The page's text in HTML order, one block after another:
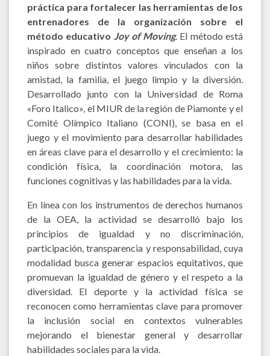
práctica para fortalecer las herramientas de los
entrenadores de la organización
sobre el
método educativo Joy of Moving. El método está
inspirado en cuatro conceptos que enseñan a los
niños sobre distintos valores vinculados con la
amistad, la familia, el juego limpio y la diversión.
Desarrollado junto con la Universidad de Roma
«Foro Italico», el MIUR de la región de Piamonte y el
Comité Olímpico Italiano (CONI), se basa en el
juego y el movimiento para desarrollar habilidades
en áreas clave para el desarrollo y el crecimiento: la
condición física, la coordinación motora, las
funciones cognitivas y las habilidades para la vida.
En línea con los instrumentos de derechos humanos
de la OEA, la actividad se desarrolló bajo los
principios de igualdad y no discriminación,
participación, transparencia y responsabilidad, cuya
modalidad busca generar espacios equitativos, que
promuevan la igualdad de género y el respeto a la
diversidad. El deporte y la actividad física se
reconocen como herramientas clave para promover
la inclusión social en contextos vulnerables
mejorando el bienestar general y desarrollar
habilidades sociales para la vida.